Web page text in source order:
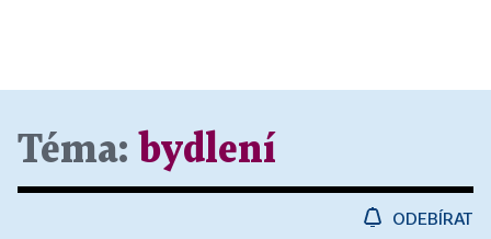
Téma: bydlení
ODEBÍRAT